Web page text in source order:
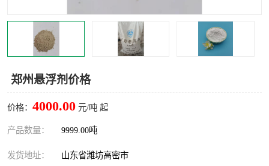
郑州悬浮剂价格
价格： 4000.00 元/吨 起
产品数量： 9999.00吨
发货地址： 山东省潍坊高密市